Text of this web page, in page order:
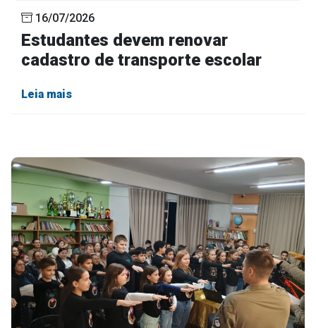
16/07/2026
Estudantes devem renovar
cadastro de transporte escolar
Leia mais